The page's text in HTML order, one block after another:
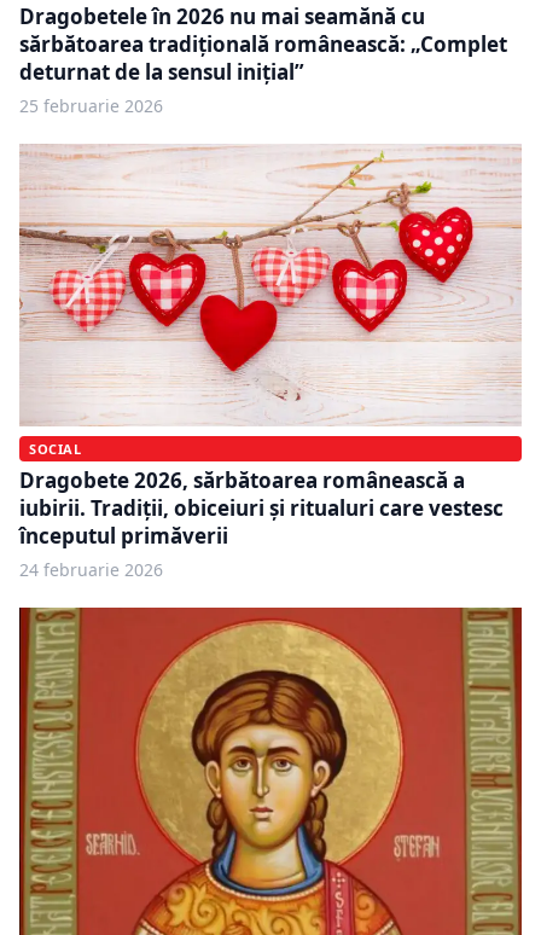
Dragobetele în 2026 nu mai seamănă cu
sărbătoarea tradițională românească: „Complet
deturnat de la sensul inițial”
25 februarie 2026
SOCIAL
Dragobete 2026, sărbătoarea românească a
iubirii. Tradiții, obiceiuri și ritualuri care vestesc
începutul primăverii
24 februarie 2026